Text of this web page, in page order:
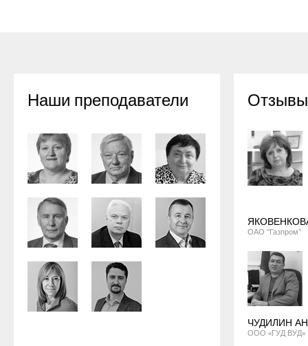
Наши преподаватели
ОАО "Газпром"
ЧУДИЛИН
ООО «ГУД ВУД»